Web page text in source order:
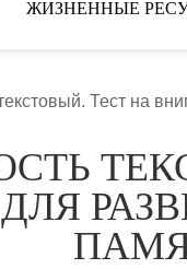
ЖИЗНЕННЫЕ
Тест на